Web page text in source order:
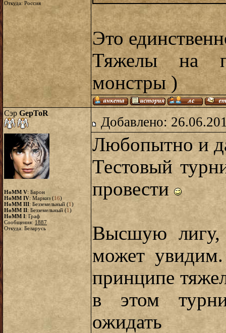
Откуда: Россия
Это
Тяжелы на
монстры )
Сэр GepToR
HoMM V: Барон
HoMM IV: Маркиз (16)
HoMM III: Безземельный (1)
HoMM II: Безземельный (1)
HoMM I: Граф
Сообщения: 1887
Откуда: Беларусь
Добавлено:
Любопытно и
Тестовый
провести
Высшую
может
принципе
в этом